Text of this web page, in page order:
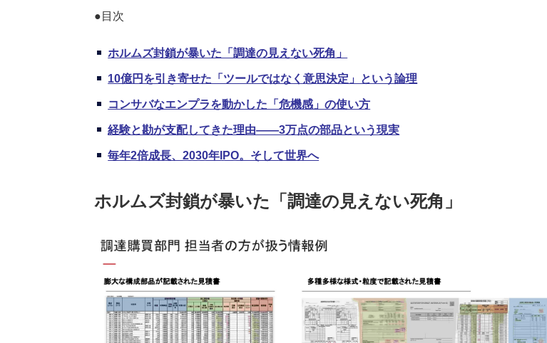
●目次
ホルムズ封鎖が暴いた「調達の見えない死角」
10億円を引き寄せた「ツールではなく意思決定」という論理
コンサバなエンプラを動かした「危機感」の使い方
経験と勘が支配してきた理由――3万点の部品という現実
毎年2倍成長、2030年IPO。そして世界へ
ホルムズ封鎖が暴いた「調達の見えない死角」